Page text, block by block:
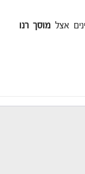
אצל מוסך רנו